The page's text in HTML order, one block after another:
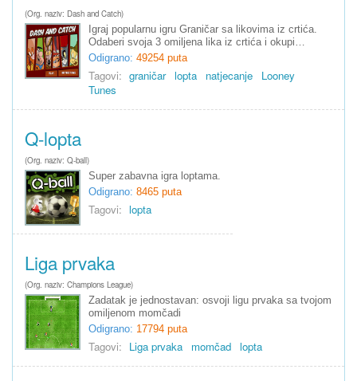
(Org. naziv: Dash and Catch)
Igraj popularnu igru Graničar sa likovima iz crtića.
Odaberi svoja 3 omiljena lika iz crtića i okupi…
Odigrano: 49254 puta
Tagovi: graničar lopta natjecanje
Looney
Tunes
Q-lopta
(Org. naziv: Q-ball)
Super zabavna igra loptama.
Odigrano: 8465 puta
Tagovi: lopta
Liga prvaka
(Org. naziv: Champions League)
Zadatak je jednostavan: osvoji ligu prvaka sa tvojom
omiljenom momčadi
Odigrano: 17794 puta
Tagovi: Liga prvaka momčad lopta